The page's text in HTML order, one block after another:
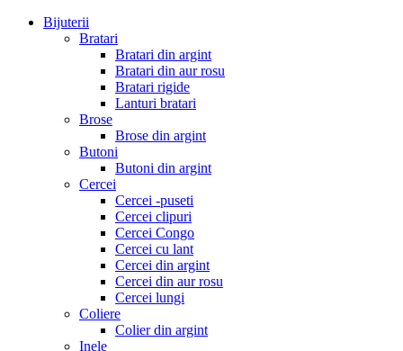
Bijuterii
Bratari
Bratari din argint
Bratari din aur rosu
Bratari rigide
Lanturi bratari
Brose
Brose din argint
Butoni
Butoni din argint
Cercei
Cercei -puseti
Cercei clipuri
Cercei Congo
Cercei cu lant
Cercei din argint
Cercei din aur rosu
Cercei lungi
Coliere
Colier din argint
Inele